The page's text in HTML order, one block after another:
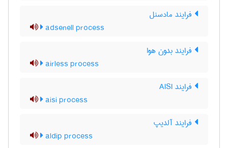
فرایند مادسنل
adsenell process
فرایند بدون هوا
airless process
فرایند AISI
aisi process
فرایند آلدیپ
aldip process